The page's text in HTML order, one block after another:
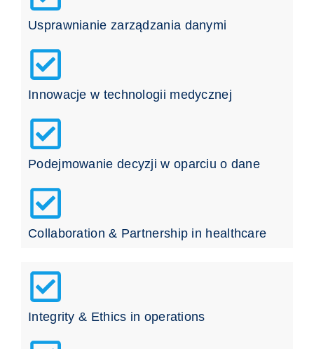
Usprawnianie zarządzania danymi
Innowacje w technologii medycznej
Podejmowanie decyzji w oparciu o dane
Collaboration & Partnership in healthcare
Integrity & Ethics in operations